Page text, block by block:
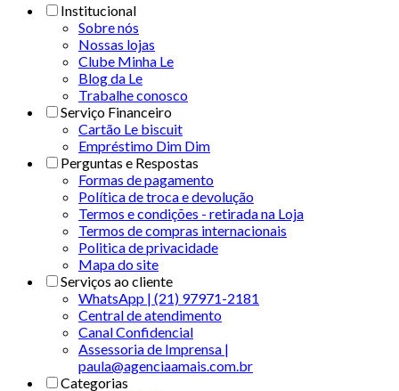
Institucional
Sobre nós
Nossas lojas
Clube Minha Le
Blog da Le
Trabalhe conosco
Serviço Financeiro
Cartão Le biscuit
Empréstimo Dim Dim
Perguntas e Respostas
Formas de pagamento
Política de troca e devolução
Termos e condições - retirada na Loja
Termos de compras internacionais
Politica de privacidade
Mapa do site
Serviços ao cliente
WhatsApp | (21) 97971-2181
Central de atendimento
Canal Confidencial
Assessoria de Imprensa |
paula@agenciaamais.com.br
Categorias